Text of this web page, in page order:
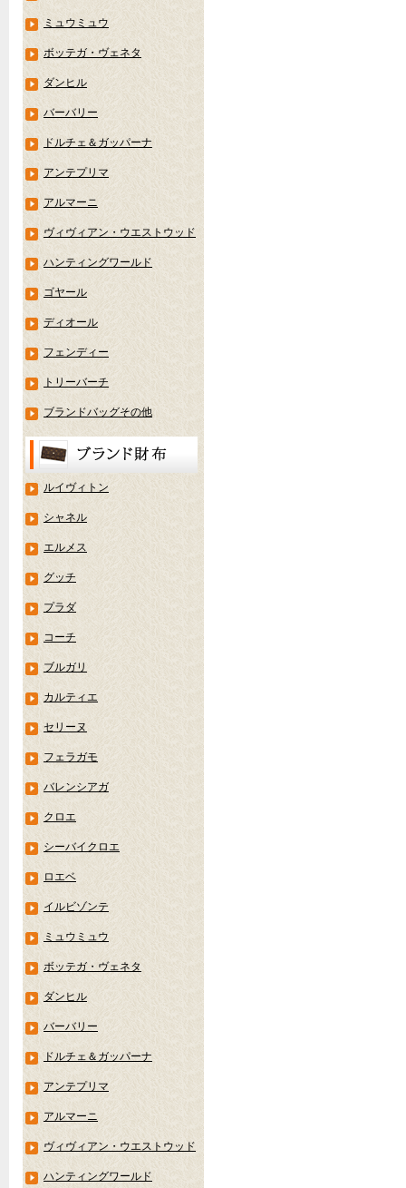
ミュウミュウ
ボッテガ・ヴェネタ
ダンヒル
バーバリー
ドルチェ＆ガッパーナ
アンテプリマ
アルマーニ
ヴィヴィアン・ウエストウッド
ハンティングワールド
ゴヤール
ディオール
フェンディー
トリーバーチ
ブランドバッグその他
ルイヴィトン
シャネル
エルメス
グッチ
プラダ
コーチ
ブルガリ
カルティエ
セリーヌ
フェラガモ
バレンシアガ
クロエ
シーバイクロエ
ロエベ
イルビゾンテ
ミュウミュウ
ボッテガ・ヴェネタ
ダンヒル
バーバリー
ドルチェ＆ガッパーナ
アンテプリマ
アルマーニ
ヴィヴィアン・ウエストウッド
ハンティングワールド